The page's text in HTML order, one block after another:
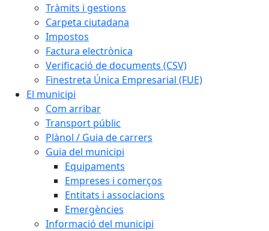
Tràmits i gestions
Carpeta ciutadana
Impostos
Factura electrònica
Verificació de documents (CSV)
Finestreta Única Empresarial (FUE)
El municipi
Com arribar
Transport públic
Plànol / Guia de carrers
Guia del municipi
Equipaments
Empreses i comerços
Entitats i associacions
Emergències
Informació del municipi